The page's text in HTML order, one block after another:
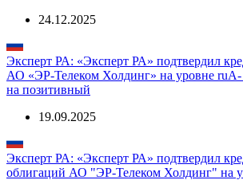
24.12.2025
Эксперт РА: «Эксперт РА» подтвердил
АО «ЭР-Телеком Холдинг» на уровне ruA-
на позитивный
19.09.2025
Эксперт РА: «Эксперт РА» подтвердил
облигаций АО "ЭР-Телеком Холдинг" на